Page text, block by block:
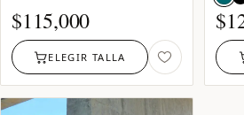
$115,000
ELEGIR TALLA
$